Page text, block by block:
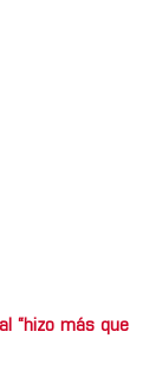
“hizo más que